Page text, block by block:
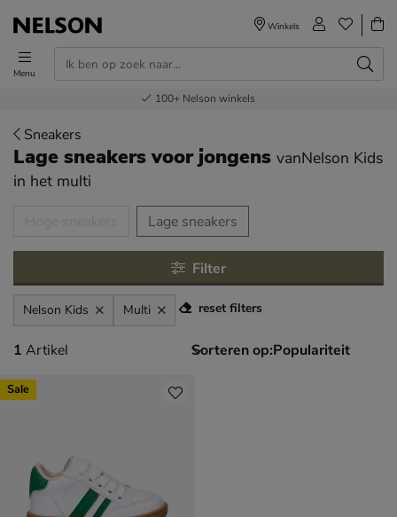
Menu
Winkels
Voor 23.00u besteld,volgende dag in huis
Gratisverzending en retour
Bestel nu,betaal later
100+ Nelson winkels
Sneakers
Lage sneakers voor jongens vanNelson Kids
in het multi
Lage sneakers
Filter
Nelson Kids Multi reset filters
1 artikel
1 Artikel Sorteren op:
Sale